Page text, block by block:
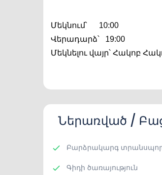
Մեկնում՝      10:00
Վերադարձ՝   19:00
Մեկնելու վայր՝ Հակոբ
Ներառված /
Բարձրակարգ
Գիդի ծառայություն